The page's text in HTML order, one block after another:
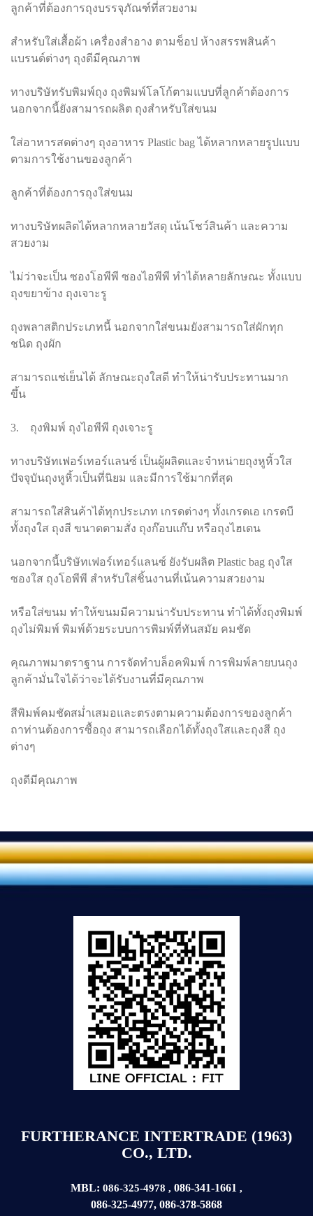
ลูกค้าที่ต้องการถุงบรรจุภัณฑ์ที่สวยงาม
สำหรับใส่เสื้อผ้า เครื่องสำอาง ตามช็อป ห้างสรรพสินค้า
แบรนด์ต่างๆ ถุงดีมีคุณภาพ
ทางบริษัทรับพิมพ์ถุง ถุงพิมพ์โลโก้ตามแบบที่ลูกค้าต้องการ
นอกจากนี้ยังสามารถผลิต ถุงสำหรับใส่ขนม
ใส่อาหารสดต่างๆ ถุงอาหาร Plastic bag ได้หลากหลายรูปแบบ
ตามการใช้งานของลูกค้า
ลูกค้าที่ต้องการถุงใส่ขนม
ทางบริษัทผลิตได้หลากหลายวัสดุ เน้นโชว์สินค้า และความ
สวยงาม
ไม่ว่าจะเป็น ซองโอพีพี ซองไอพีพี ทำได้หลายลักษณะ ทั้งแบบ
ถุงขยาข้าง ถุงเจาะรู
ถุงพลาสติกประเภทนี้ นอกจากใส่ขนมยังสามารถใส่ผักทุก
ชนิด ถุงผัก
สามารถแช่เย็นได้ ลักษณะถุงใสดี ทำให้น่ารับประทานมาก
ขึ้น
3. ถุงพิมพ์ ถุงไอพีพี ถุงเจาะรู
ทางบริษัทเฟอร์เทอร์แลนซ์ เป็นผู้ผลิตและจำหน่ายถุงหูหิ้วใส
ปัจจุบันถุงหูหิ้วเป็นที่นิยม และมีการใช้มากที่สุด
สามารถใส่สินค้าได้ทุกประเภท เกรดต่างๆ ทั้งเกรดเอ เกรดบี
ทั้งถุงใส ถุงสี ขนาดตามสั่ง ถุงก๊อบแก๊บ หรือถุงไฮเดน
นอกจากนี้บริษัทเฟอร์เทอร์แลนซ์ ยังรับผลิต Plastic bag ถุงใส
ซองใส ถุงโอพีพี สำหรับใส่ชิ้นงานที่เน้นความสวยงาม
หรือใส่ขนม ทำให้ขนมมีความน่ารับประทาน ทำได้ทั้งถุงพิมพ์
ถุงไม่พิมพ์ พิมพ์ด้วยระบบการพิมพ์ที่ทันสมัย คมชัด
คุณภาพมาตราฐาน การจัดทำบล็อคพิมพ์ การพิมพ์ลายบนถุง
ลูกค้ามั่นใจได้ว่าจะได้รับงานที่มีคุณภาพ
สีพิมพ์คมชัดสม่ำเสมอและตรงตามความต้องการของลูกค้า
ถาท่านต้องการซื้อถุง สามารถเลือกได้ทั้งถุงใสและถุงสี ถุง
ต่างๆ
ถุงดีมีคุณภาพ
FURTHERANCE INTERTRADE (1963)
CO., LTD.
MBL: 086-325-4978 , 086-341-1661 ,
086-325-4977, 086-378-5868